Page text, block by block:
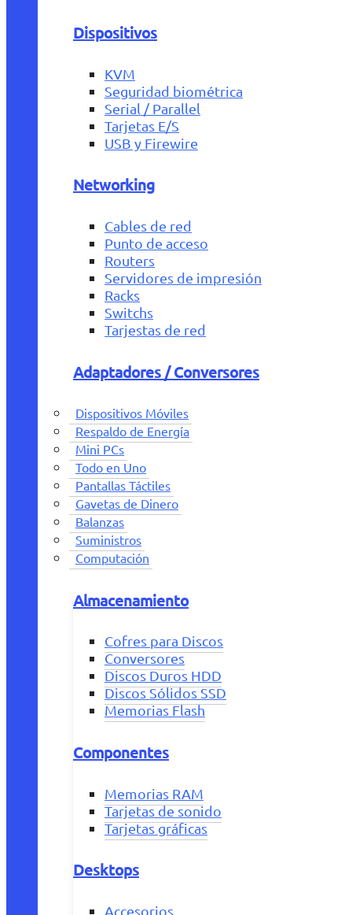
Dispositivos
KVM
Seguridad biométrica
Serial / Parallel
Tarjetas E/S
USB y Firewire
Networking
Cables de red
Punto de acceso
Routers
Servidores de impresión
Racks
Switchs
Tarjestas de red
Adaptadores / Conversores
Dispositivos Móviles
Respaldo de Energía
Mini PCs
Todo en Uno
Pantallas Táctiles
Gavetas de Dinero
Balanzas
Suministros
Computación
Almacenamiento
Cofres para Discos
Conversores
Discos Duros HDD
Discos Sólidos SSD
Memorias Flash
Componentes
Memorias RAM
Tarjetas de sonido
Tarjetas gráficas
Desktops
Accesorios